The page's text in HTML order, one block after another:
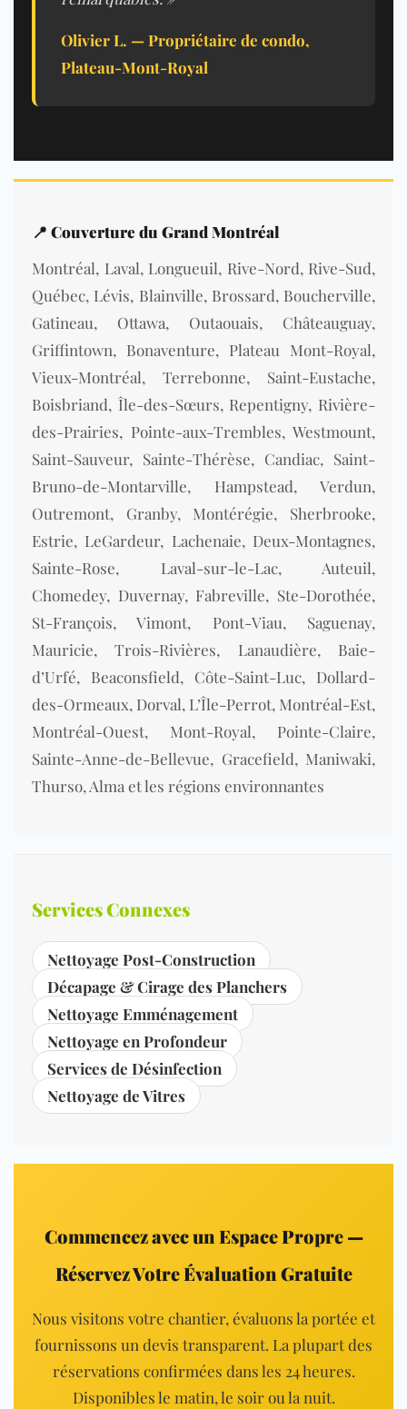
Olivier L. — Propriétaire de condo,
Plateau-Mont-Royal
📍 Couverture du Grand Montréal
Montréal, Laval, Longueuil, Rive-Nord, Rive-Sud,
Québec, Lévis, Blainville, Brossard, Boucherville,
Gatineau, Ottawa, Outaouais, Châteauguay,
Griffintown, Bonaventure, Plateau Mont-Royal,
Vieux-Montréal, Terrebonne, Saint-Eustache,
Boisbriand, Île-des-Sœurs, Repentigny, Rivière-
des-Prairies, Pointe-aux-Trembles, Westmount,
Saint-Sauveur, Sainte-Thérèse, Candiac, Saint-
Bruno-de-Montarville, Hampstead, Verdun,
Outremont, Granby, Montérégie, Sherbrooke,
Estrie, LeGardeur, Lachenaie, Deux-Montagnes,
Sainte-Rose, Laval-sur-le-Lac, Auteuil,
Chomedey, Duvernay, Fabreville, Ste-Dorothée,
St-François, Vimont, Pont-Viau, Saguenay,
Mauricie, Trois-Rivières, Lanaudière, Baie-
d’Urfé, Beaconsfield, Côte-Saint-Luc, Dollard-
des-Ormeaux, Dorval, L’Île-Perrot, Montréal-Est,
Montréal-Ouest, Mont-Royal, Pointe-Claire,
Sainte-Anne-de-Bellevue, Gracefield, Maniwaki,
Thurso, Alma et les régions environnantes
Services Connexes
Nettoyage Post-Construction
Décapage & Cirage des Planchers
Nettoyage Emménagement
Nettoyage en Profondeur
Services de Désinfection
Nettoyage de Vitres
Commencez avec un Espace Propre —
Réservez Votre Évaluation Gratuite
Nous visitons votre chantier, évaluons la portée et
fournissons un devis transparent. La plupart des
réservations confirmées dans les 24 heures.
Disponibles le matin, le soir ou la nuit.